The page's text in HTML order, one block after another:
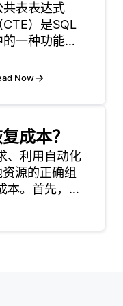
共表表达式
CTE）是SQL
的一种功能，
询分解为更易
查询。CTE是
，可以在
、
、
或
Now
成本？
、利用自动化
源的正确组
本。首先，进
其对业务的